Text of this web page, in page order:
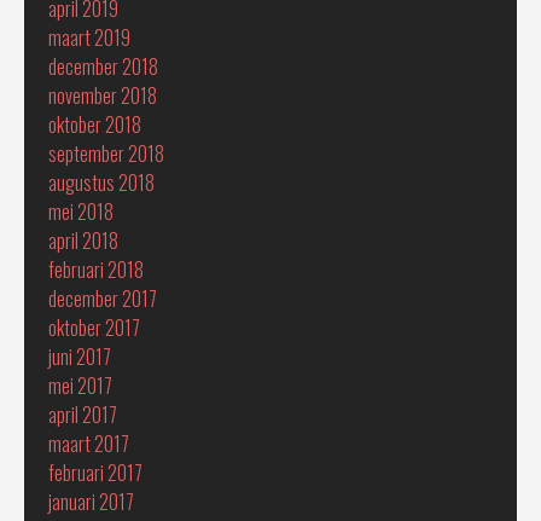
april 2019
maart 2019
december 2018
november 2018
oktober 2018
september 2018
augustus 2018
mei 2018
april 2018
februari 2018
december 2017
oktober 2017
juni 2017
mei 2017
april 2017
maart 2017
februari 2017
januari 2017